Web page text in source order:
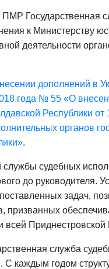
Государственная
к Министерству
деятельности
дополнений в
года № 55 «О
Республики
органов
.
службы судебных
до руководителя.
задач,
призванных
всей
служба
каждым годом